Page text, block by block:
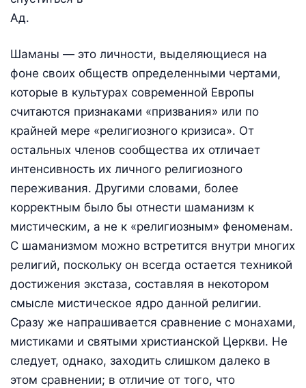
Ад.
Шаманы — это личности, выделяющиеся на
фоне своих обществ определенными чертами,
которые в культурах современной Европы
считаются признаками «призвания» или по
крайней мере «религиозного кризиса». От
остальных членов сообщества их отличает
интенсивность их личного религиозного
переживания. Другими словами, более
корректным было бы отнести шаманизм к
мистическим, а не к «религиозным» феноменам.
С шаманизмом можно встретится внутри многих
религий, поскольку он всегда остается техникой
достижения экстаза, составляя в некотором
смысле мистическое ядро данной религии.
Сразу же напрашивается сравнение с монахами,
мистиками и святыми христианской Церкви. Не
следует, однако, заходить слишком далеко в
этом сравнении; в отличие от того, что